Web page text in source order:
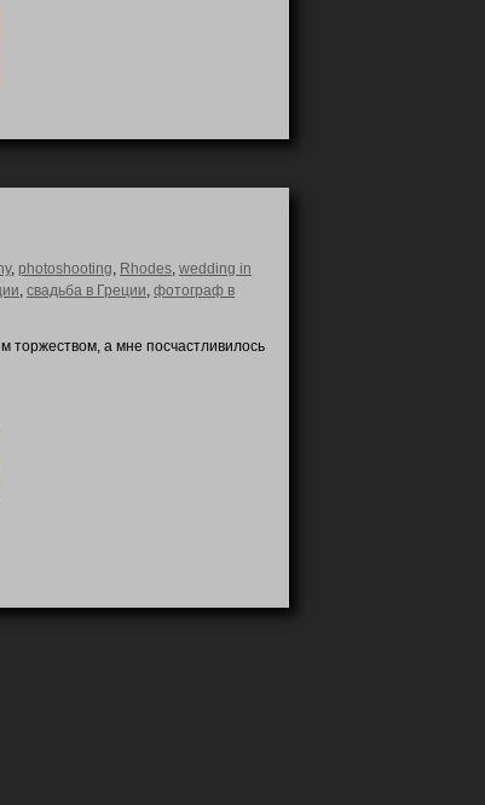
, photoshooting, Rhodes, wedding in
, свадьба в Греции, фотограф в
торжеством, а мне посчастливилось